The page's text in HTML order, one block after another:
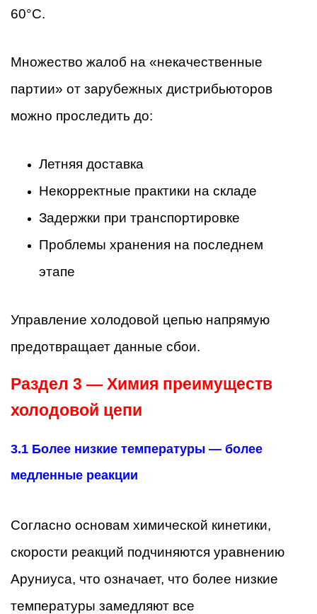
60°C.
Множество жалоб на «некачественные
партии» от зарубежных дистрибьюторов
можно проследить до:
Летняя доставка
Некорректные практики на складе
Задержки при транспортировке
Проблемы хранения на последнем
этапе
Управление холодовой цепью напрямую
предотвращает данные сбои.
Раздел 3 — Химия преимуществ
холодовой цепи
3.1 Более низкие температуры — более
медленные реакции
Согласно основам химической кинетики,
скорости реакций подчиняются уравнению
Аруниуса, что означает, что более низкие
температуры замедляют все